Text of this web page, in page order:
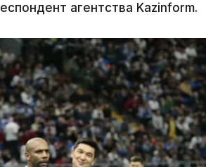
агентства Kazinform.